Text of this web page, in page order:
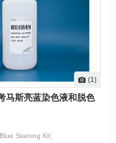
(1)
马斯亮蓝染色液和脱色
Staining Kit;